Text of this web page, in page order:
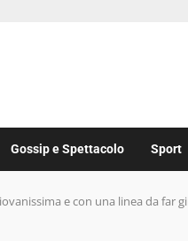
Gossip e Spettacolo Sport
e con una linea da far